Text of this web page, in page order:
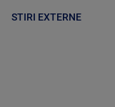
STIRI EXTERNE